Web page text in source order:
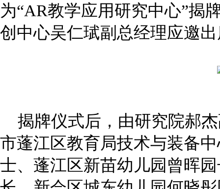
为“AR教学应用研究中心”揭
创中心吴仁珷副总经理应邀
揭牌仪式后，由研究院郝
市蓬江区教育局技术与装备
士、蓬江区新苗幼儿园曾晖